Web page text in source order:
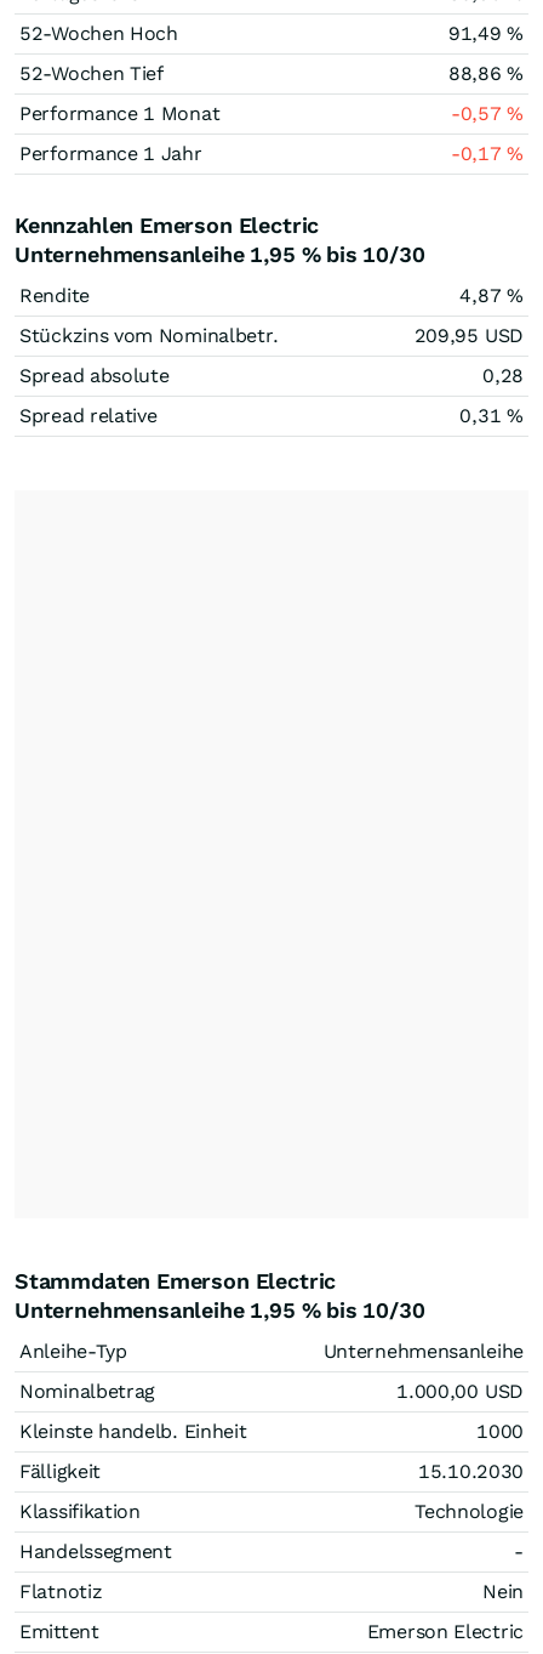
52-Wochen Hoch
91,49%
52-Wochen Tief
88,86%
Performance 1 Monat
-0,57%
Performance 1 Jahr
-0,17%
Kennzahlen Emerson Electric
Unternehmensanleihe 1,95 % bis 10/30
Rendite 4,87 %
Stückzins vom Nominalbetr.
209,95 USD
Spread absolute
0,28
Spread relative
0,31 %
Stammdaten Emerson Electric
Unternehmensanleihe 1,95 % bis 10/30
Anleihe-Typ
Unternehmensanleihe
Nominalbetrag
1.000,00 USD
Kleinste handelb. Einheit
1000
Fälligkeit
15.10.2030
Klassifikation
Technologie
Handelssegment
-
Flatnotiz
Nein
Emittent
Emerson Electric